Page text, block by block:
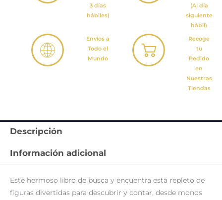
3 días
hábiles)
(Al día
siguiente
hábil)
Envíos a
Todo el
Mundo
Recoge
tu
Pedido
en
Nuestras
Tiendas
Descripción
Información adicional
Este hermoso libro de busca y encuentra está repleto de
figuras divertidas para descubrir y contar, desde monos